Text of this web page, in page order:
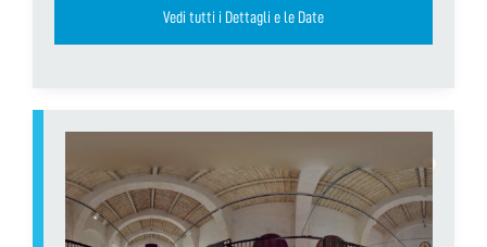
Vedi tutti i Dettagli e le Date